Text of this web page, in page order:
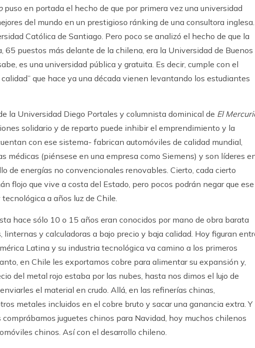
puso en portada el hecho de que por primera vez una universidad
del mundo en un prestigioso ránking de una consultora inglesa.
Católica de Santiago. Pero poco se analizó el hecho de que la
65 puestos más delante de la chilena, era la Universidad de Buenos
es una universidad pública y gratuita. Es decir, cumple con el
que hace ya una década vienen levantando los estudiantes
la Universidad Diego Portales y columnista dominical de El
solidario y de reparto puede inhibir el emprendimiento y la
con ese sistema- fabrican automóviles de calidad mundial,
médicas (piénsese en una empresa como Siemens) y son líderes
de energías no convencionales renovables. Cierto, cada cierto
flojo que vive a costa del Estado, pero pocos podrán negar que ese
a años luz de Chile.
hace sólo 10 o 15 años eran conocidos por mano de obra barata
linternas y calculadoras a bajo precio y baja calidad. Hoy figuran
Latina y su industria tecnológica va camino a los primeros
en Chile les exportamos cobre para alimentar su expansión y,
del metal rojo estaba por las nubes, hasta nos dimos el lujo de
el material en crudo. Allá, en las refinerías chinas,
metales incluidos en el cobre bruto y sacar una ganancia extra. Y
juguetes chinos para Navidad, hoy muchos chilenos
chinos. Así con el desarrollo chileno.